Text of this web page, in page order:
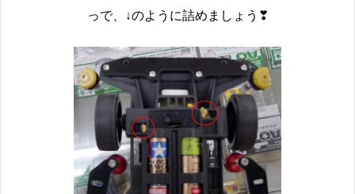
っで、↓のように詰めましょう❣